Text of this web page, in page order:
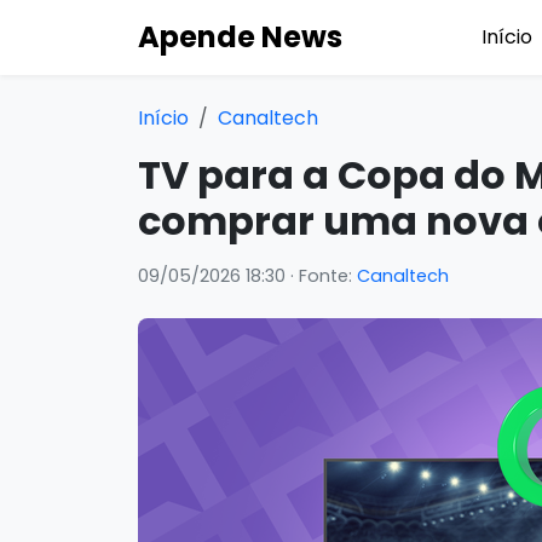
Apende News Início
Início Canaltech
TV para a Copa do
comprar uma nova
09/05/2026 18:30 · Fonte: Canaltech